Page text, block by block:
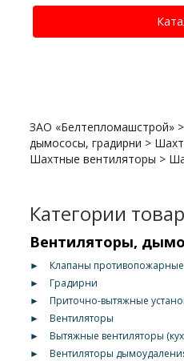
ЗАО «Белтепломашстрой» >
дымососы, градирни >
Шахтные вентиляторы >
Категории
Вентиляторы,
►
Клапаны противопожарные
►
Градирни
►
Приточно-вытяжные
►
Вентиляторы
►
Вытяжные вентиляторы
►
Вентиляторы